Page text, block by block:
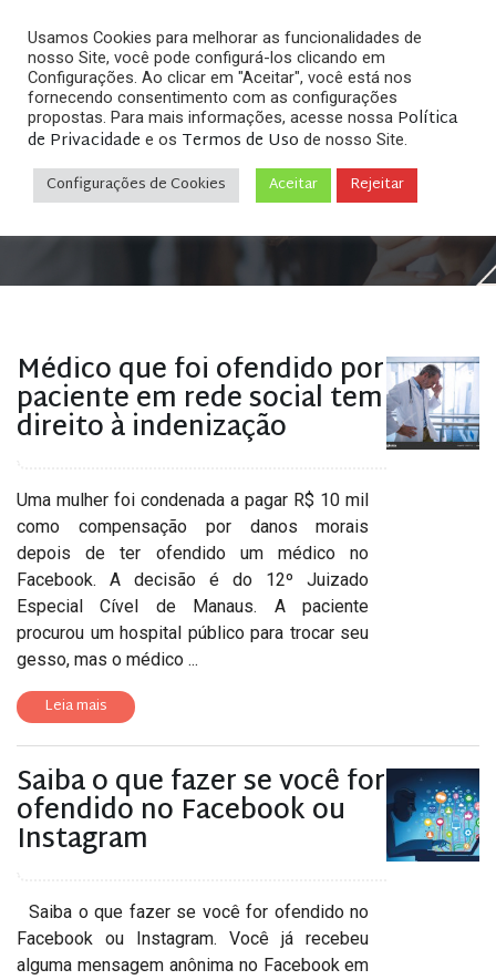
Arquivos
Home»Posts tagged "difamação no facebook"
Médico que foi ofendido por
paciente em rede social tem
direito à indenização
Uma mulher foi condenada a pagar R$ 10 mil
como compensação por danos morais
depois de ter ofendido um médico no
Facebook. A decisão é do 12º Juizado
Especial Cível de Manaus. A paciente
procurou um hospital público para trocar seu
gesso, mas o médico ...
Leia mais
Saiba o que fazer se você for
ofendido no Facebook ou
Instagram
Saiba o que fazer se você for ofendido no
Facebook ou Instagram. Você já recebeu
alguma mensagem anônima no Facebook em
Usamos Cookies para melhorar as funcionalidades de
nosso Site, você pode configurá-los clicando em
Configurações. Ao clicar em "Aceitar", você está nos
fornecendo consentimento com as configurações
propostas. Para mais informações, acesse nossa Política
de Privacidade e os Termos de Uso de nosso Site.
Configurações de Cookies Aceitar Rejeitar